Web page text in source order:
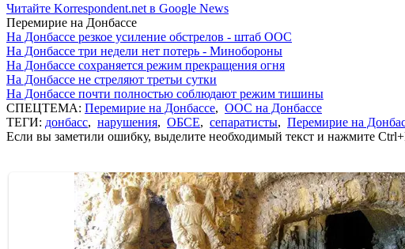
Читайте Korrespondent.net в Google News
Перемирие на Донбассе
На Донбассе резкое усиление обстрелов - штаб ООС
На Донбассе три недели нет потерь - Минобороны
На Донбассе сохраняется режим прекращения огня
На Донбассе не стреляют третьи сутки
На Донбассе почти полностью соблюдают режим тишины
СПЕЦТЕМА: Перемирие на Донбассе, ООС на Донбассе
ТЕГИ: донбасс, нарушения, ОБСЕ, сепаратисты, Перемирие на
Если вы заметили ошибку, выделите необходимый текст и нажмите